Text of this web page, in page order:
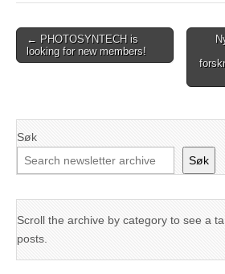
Post
navigation
← PHOTOSYNTECH is
looking for new members!
Søk
Søk
Scroll the archive by category to see a
posts.